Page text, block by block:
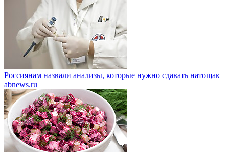
Россиянам назвали анализы, которые нужно сдавать натощак
abnews.ru